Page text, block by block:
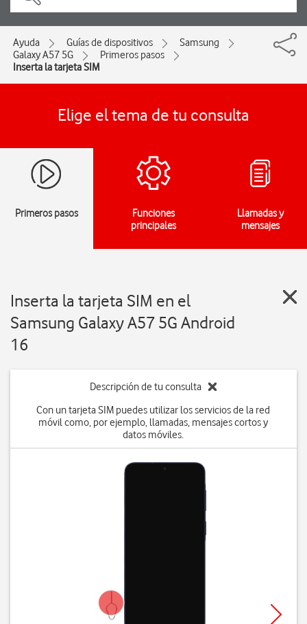
Ayuda Guías de dispositivos
Samsung
Galaxy A57 5G
Primeros pasos
Inserta la tarjeta SIM
Elige el tema de tu consulta
Primeros pasos
Funciones
principales
Llamadas y
mensajes
Inserta la tarjeta SIM en el
Samsung Galaxy A57 5G Android
16
Descripción de tu consulta
Con un tarjeta SIM puedes utilizar los servicios de la red
móvil como, por ejemplo, llamadas, mensajes cortos y
datos móviles.